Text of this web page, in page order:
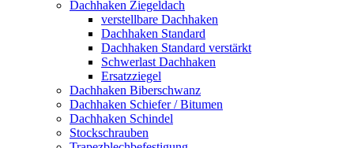
Dachhaken Ziegeldach
verstellbare Dachhaken
Dachhaken Standard
Dachhaken Standard verstärkt
Schwerlast Dachhaken
Ersatzziegel
Dachhaken Biberschwanz
Dachhaken Schiefer / Bitumen
Dachhaken Schindel
Stockschrauben